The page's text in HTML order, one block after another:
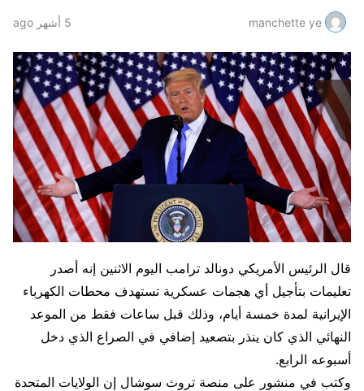
manchette ye 5 أشهر ago
قال الرئيس الأمريكي دونالد ترامب اليوم الاثنين إنه أصدر
تعليمات بتأجيل أي هجمات عسكرية تستهدف محطات الكهرباء ​
الإيرانية لمدة خمسة أيام، وذلك قبل ساعات فقط من الموعد
النهائي الذي كان ينذر بتصعيد إضافي في الصراع الذي دخل
أسبوعه الرابع.
وكتب في منشور على منصة ‌تروث سوشال إن الولايات المتحدة